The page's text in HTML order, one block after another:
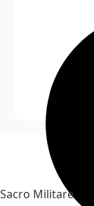
Sacro Militare